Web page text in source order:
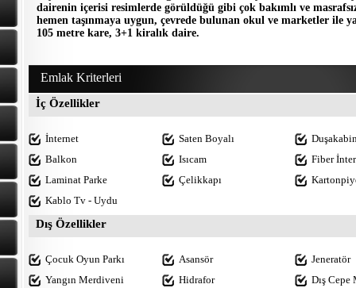
dairenin içerisi resimlerde görüldüğü gibi çok bakımlı ve
hemen taşınmaya uygun, çevrede bulunan okul ve marketler ile
105 metre kare, 3+1 kiralık daire.
Emlak Kriterleri
İç Özellikler
İnternet Saten Boyalı Duşakabin
Balkon
Isıcam Fiber
Laminat Parke
Çelikkapı
Kablo Tv - Uydu
Dış Özellikler
Çocuk Oyun Parkı Asansör Jeneratör
Yangın Merdiveni
Hidrafor Dış Cepe